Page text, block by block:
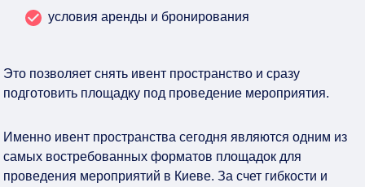
условия аренды и бронирования
Это позволяет снять ивент пространство и сразу
подготовить площадку под проведение мероприятия.
Именно ивент пространства сегодня являются одним из
самых востребованных форматов площадок для
проведения мероприятий в Киеве. За счет гибкости и